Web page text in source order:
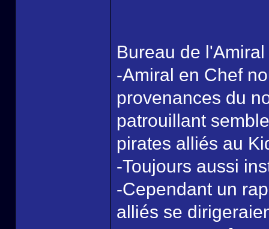
Bureau de
-Amiral en Chef
provenances du
patrouillant
pirates alliés au
-Toujours aussi
-Cependant un
alliés se